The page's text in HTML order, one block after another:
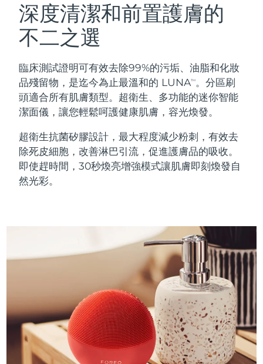
深度清潔和前置護膚的
不二之選
臨床測試證明可有效去除99%的污垢、油脂和化妝
品殘留物，是迄今為止最溫和的 LUNATM 。分區刷
頭適合所有肌膚類型。超衛生、多功能的迷你智能
潔面儀，讓您輕鬆呵護健康肌膚，容光煥發。
超衛生抗菌矽膠設計，最大程度減少粉刺，有效去
除死皮細胞，改善淋巴引流，促進護膚品的吸收。
即使趕時間，30秒煥亮增強模式讓肌膚即刻煥發自
然光彩。
面部清潔
LUNA™ 4 套裝
Anti-aging massage
LUNA™ 4 Plus
Massage, LED heating
LUNA™ 4 mini
For young skin, T-zone
LUNA™ 4 go
For travel or gym bag
BEAR™ 2 套裝
Microcurrent toning
BEAR™ 2 go
Microcurrent toning on-the-go
面部提拉護理
Premium anti-aging skincare
BEAR™ 設備
All premium facelift devices
補水保濕
UFO™ 3 套裝
Deep facial hydration
UFO™ 3 mini
Red light therapy device for young skin
UFO™ 3 go
Portable red light therapy
口腔護理
issa™ 4
Hybrid silicone sonic toothbrush
issa™ 4 smile
Hybrid silicone sonic toothbrush
issa™ 4 baby
For ages 0-3
FAQ™ 抗老護理
FAQ™ 101
Clinical anti-aging
FAQ™ 102
Advanced clinical anti-aging
FAQ™ 201
FAQ™ 202
LED mask
FAQ™ 301
LED hair strengthening scalp massager
肌膚年輕化
NEW
FAQ™ 501
Full-Spectrum Red Light Therapy
NEW
巴林 預計送達日期 8/12/26
百慕達 預計送達日期8/17/26
波士尼亞與赫塞哥維納 預計送達日期
汶萊 預計送達日期8/16/26
保加利亞 預計送達日期8/11/26
加拿大
預計送達日期8/11/26
預計送達日期8/15/26
克羅埃西亞 預計送達日期 8/11/26
賽普勒斯 預計送達日期8/12/26
捷克 預計送達日期8/11/26